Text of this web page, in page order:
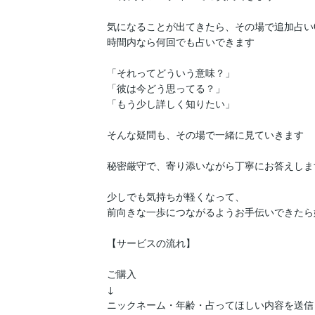
気になることが出てきたら、その場で追加占
時間内なら何回でも占いできます
「それってどういう意味？」
「彼は今どう思ってる？」
「もう少し詳しく知りたい」
そんな疑問も、その場で一緒に見ていきます
秘密厳守で、寄り添いながら丁寧にお答えし
少しでも気持ちが軽くなって、
前向きな一歩につながるようお手伝いできた
【サービスの流れ】
ご購入
↓
ニックネーム・年齢・占ってほしい内容を送信